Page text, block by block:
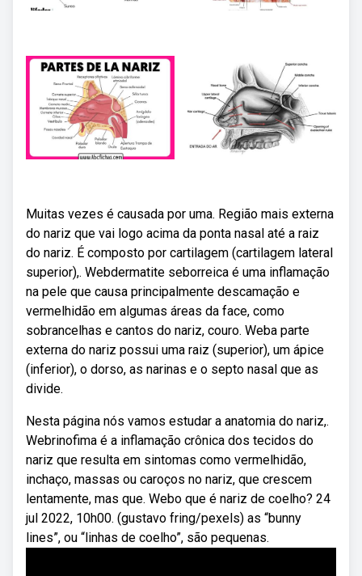
Muitas vezes é causada por uma. Região mais externa
do nariz que vai logo acima da ponta nasal até a raiz
do nariz. É composto por cartilagem (cartilagem lateral
superior),. Webdermatite seborreica é uma inflamação
na pele que causa principalmente descamação e
vermelhidão em algumas áreas da face, como
sobrancelhas e cantos do nariz, couro. Weba parte
externa do nariz possui uma raiz (superior), um ápice
(inferior), o dorso, as narinas e o septo nasal que as
divide.
Nesta página nós vamos estudar a anatomia do nariz,.
Webrinofima é a inflamação crônica dos tecidos do
nariz que resulta em sintomas como vermelhidão,
inchaço, massas ou caroços no nariz, que crescem
lentamente, mas que. Webo que é nariz de coelho? 24
jul 2022, 10h00. (gustavo fring/pexels) as “bunny
lines”, ou “linhas de coelho”, são pequenas.